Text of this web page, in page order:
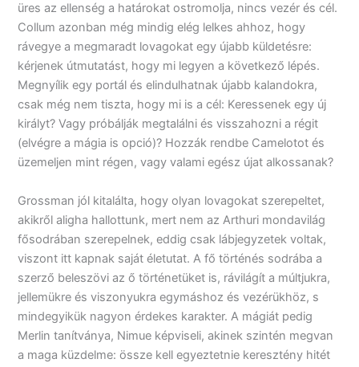
üres az ellenség a határokat ostromolja, nincs vezér és cél.
Collum azonban még mindig elég lelkes ahhoz, hogy
rávegye a megmaradt lovagokat egy újabb küldetésre:
kérjenek útmutatást, hogy mi legyen a következő lépés.
Megnyílik egy portál és elindulhatnak újabb kalandokra,
csak még nem tiszta, hogy mi is a cél: Keressenek egy új
királyt? Vagy próbálják megtalálni és visszahozni a régit
(elvégre a mágia is opció)? Hozzák rendbe Camelotot és
üzemeljen mint régen, vagy valami egész újat alkossanak?
Grossman jól kitalálta, hogy olyan lovagokat szerepeltet,
akikről aligha hallottunk, mert nem az Arthuri mondavilág
fősodrában szerepelnek, eddig csak lábjegyzetek voltak,
viszont itt kapnak saját életutat. A fő történés sodrába a
szerző beleszövi az ő történetüket is, rávilágít a múltjukra,
jellemükre és viszonyukra egymáshoz és vezérükhöz, s
mindegyikük nagyon érdekes karakter. A mágiát pedig
Merlin tanítványa, Nimue képviseli, akinek szintén megvan
a maga küzdelme: össze kell egyeztetnie keresztény hitét